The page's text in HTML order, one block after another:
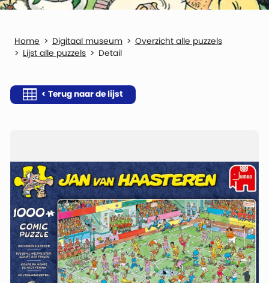
Digitaal museum
Overzicht alle puzzels
Lijst alle puzzels
Detail
< Terug naar de lijst